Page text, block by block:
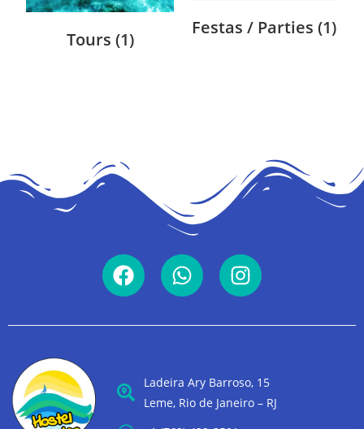
Tours (1)
Festas / Parties (1)
Ladeira Ary Barroso, 15
Leme, Rio de Janeiro – RJ